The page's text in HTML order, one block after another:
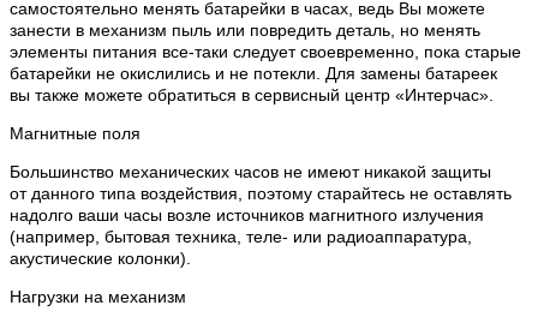
самостоятельно менять батарейки в часах, ведь Вы можете
занести в механизм пыль или повредить деталь, но менять
элементы питания все-таки следует своевременно, пока старые
батарейки не окислились и не потекли. Для замены батареек
вы также можете обратиться в сервисный центр «Интерчас».
Магнитные поля
Большинство механических часов не имеют никакой защиты
от данного типа воздействия, поэтому старайтесь не оставлять
надолго ваши часы возле источников магнитного излучения
(например, бытовая техника, теле- или радиоаппаратура,
акустические колонки).
Нагрузки на механизм